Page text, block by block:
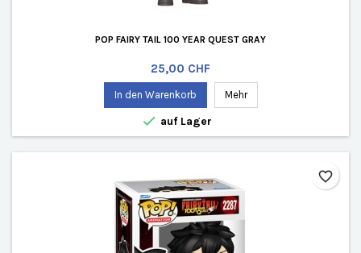
POP FAIRY TAIL 100 YEAR QUEST GRAY
Preis
25,00 CHF
In den Warenkorb Mehr
 auf Lager
favorite_border